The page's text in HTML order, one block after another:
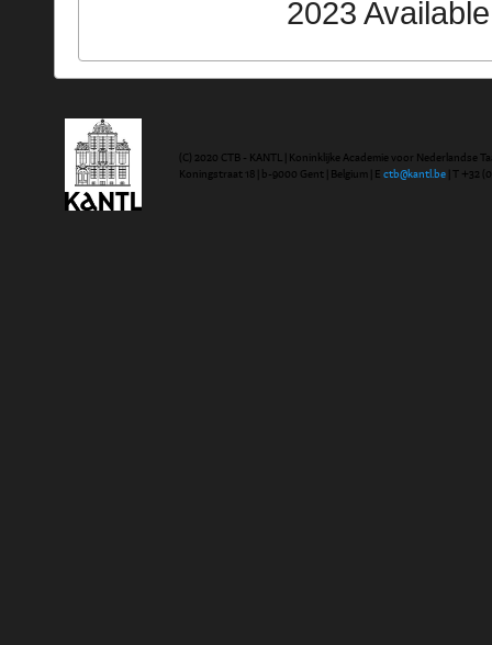
2023
(C) 2020 CTB - KANTL | Koninklijke Academie voor Nederlandse
Koningstraat 18 | b-9000 Gent | Belgium | E ctb@kantl.be | T +32